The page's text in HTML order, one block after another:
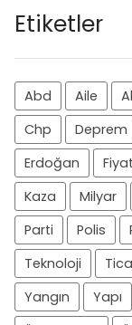
Etiketler
Abd Aile
Chp
Deprem
Erdoğan
Fiyat
Kaza
Milyar
Parti
Polis
Teknoloji
Yangın
Yapı